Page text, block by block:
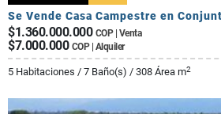
Se Vende Casa Campestre en
$1.360.000.000 COP | Venta
$7.000.000 COP | Alquiler
5 Habitaciones / 7 Baño(s) / 308 Área m2